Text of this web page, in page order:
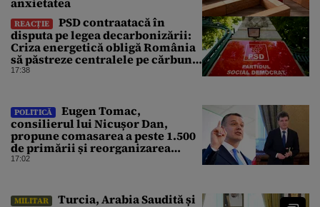
REACȚIE
PSD contraatacă în
disputa pe legea decarbonizării:
Criza energetică obligă România
să păstreze centralele pe cărbune.
Bolojan, acuzat de duplicitate
17:38
POLITICĂ
Eugen Tomac,
consilierul lui Nicușor Dan,
propune comasarea a peste 1.500
de primării și reorganizarea
administrativă a județelor
17:02
MILITAR
Turcia, Arabia Saudită și